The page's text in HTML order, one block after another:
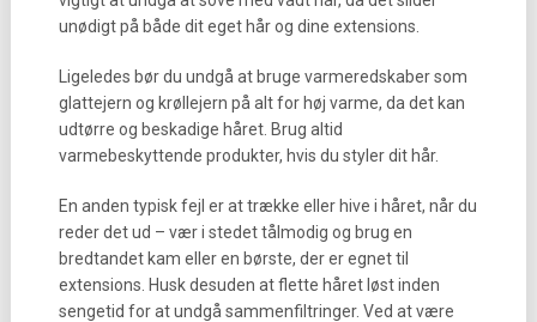
unødigt på både dit eget hår og dine extensions.
Ligeledes bør du undgå at bruge varmeredskaber som
glattejern og krøllejern på alt for høj varme, da det kan
udtørre og beskadige håret. Brug altid
varmebeskyttende produkter, hvis du styler dit hår.
En anden typisk fejl er at trække eller hive i håret, når du
reder det ud – vær i stedet tålmodig og brug en
bredtandet kam eller en børste, der er egnet til
extensions. Husk desuden at flette håret løst inden
sengetid for at undgå sammenfiltringer. Ved at være